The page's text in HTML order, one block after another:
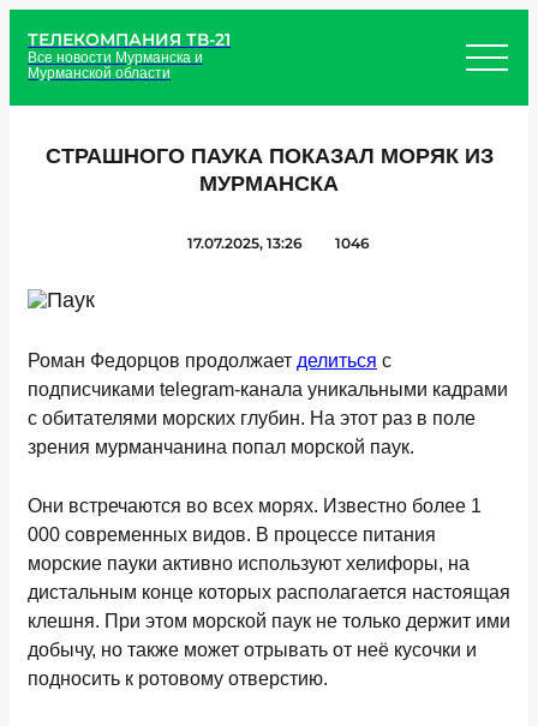
ТЕЛЕКОМПАНИЯ ТВ-21
Все новости Мурманска и
Мурманской области
СТРАШНОГО ПАУКА ПОКАЗАЛ МОРЯК ИЗ
МУРМАНСКА
17.07.2025, 13:26 1046
Роман Федорцов продолжает делиться с
подписчиками telegram-канала уникальными кадрами
с обитателями морских глубин. На этот раз в поле
зрения мурманчанина попал морской паук.
Они встречаются во всех морях. Известно более 1
000 современных видов. В процессе питания
морские пауки активно используют хелифоры, на
дистальным конце которых располагается настоящая
клешня. При этом морской паук не только держит ими
добычу, но также может отрывать от неё кусочки и
подносить к ротовому отверстию.